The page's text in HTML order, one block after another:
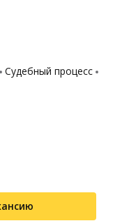
Судебный процесс